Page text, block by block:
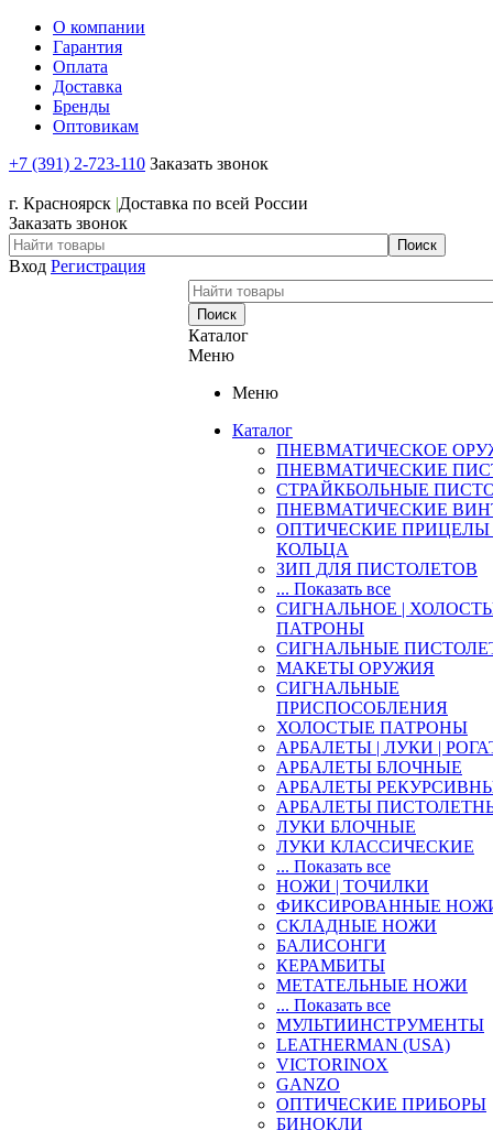
О компании
Гарантия
Оплата
Доставка
Бренды
Оптовикам
+7 (391) 2-723-110 Заказать звонок
г. Красноярск |Доставка по всей России
Заказать звонок
Вход Регистрация
Каталог
Меню
Меню
Каталог
ПНЕВМАТИЧЕСКОЕ
ПНЕВМАТИЧЕСКИЕ
СТРАЙКБОЛЬНЫЕ
ПНЕВМАТИЧЕСКИЕ
ОПТИЧЕСКИЕ ПРИЦЕЛЫ
КОЛЬЦА
ЗИП ДЛЯ ПИСТОЛЕТОВ
... Показать все
СИГНАЛЬНОЕ |
ПАТРОНЫ
СИГНАЛЬНЫЕ
МАКЕТЫ ОРУЖИЯ
СИГНАЛЬНЫЕ
ПРИСПОСОБЛЕНИЯ
ХОЛОСТЫЕ ПАТРОНЫ
АРБАЛЕТЫ | ЛУКИ |
АРБАЛЕТЫ БЛОЧНЫЕ
АРБАЛЕТЫ
АРБАЛЕТЫ
ЛУКИ БЛОЧНЫЕ
ЛУКИ КЛАССИЧЕСКИЕ
... Показать все
НОЖИ | ТОЧИЛКИ
ФИКСИРОВАННЫЕ
СКЛАДНЫЕ НОЖИ
БАЛИСОНГИ
КЕРАМБИТЫ
МЕТАТЕЛЬНЫЕ НОЖИ
... Показать все
МУЛЬТИИНСТРУМЕНТЫ
LEATHERMAN (USA)
VICTORINOX
GANZO
ОПТИЧЕСКИЕ ПРИБОРЫ
БИНОКЛИ